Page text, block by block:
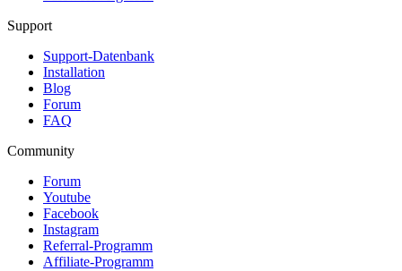
Support
Support-Datenbank
Installation
Blog
Forum
FAQ
Community
Forum
Youtube
Facebook
Instagram
Referral-Programm
Affiliate-Programm